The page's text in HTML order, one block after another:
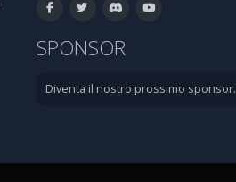
SPONSOR
Diventa il nostro prossimo sponsor.